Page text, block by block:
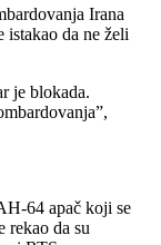
Irana
istakao da ne želi
je blokada.
64 apač koji se
rekao da su